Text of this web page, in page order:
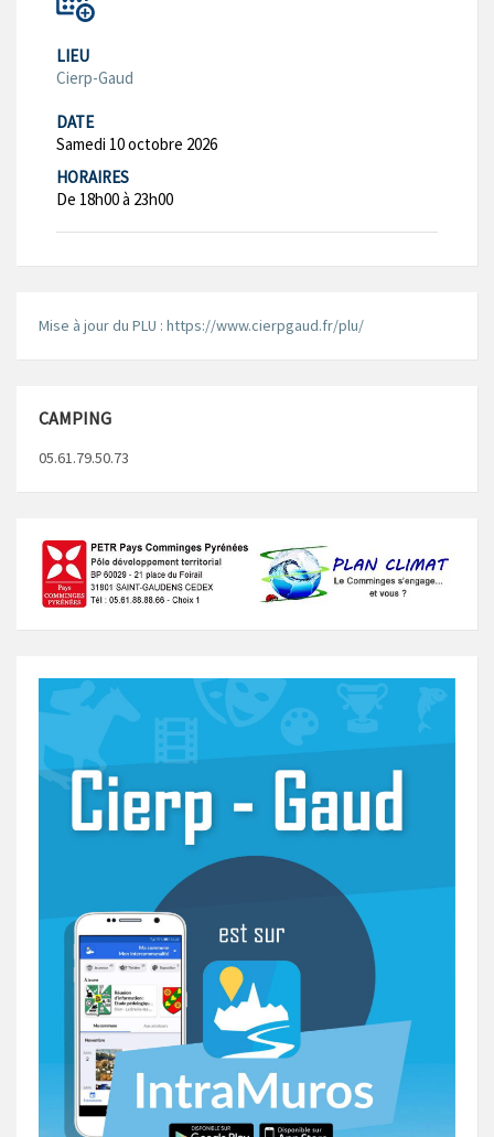
LIEU
Cierp-Gaud
DATE
Samedi 10 octobre 2026
HORAIRES
De 18h00 à 23h00
Mise à jour du PLU : https://www.cierpgaud.fr/plu/
CAMPING
05.61.79.50.73